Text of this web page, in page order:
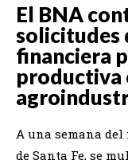
El BNA
solicitudes
financiera
productiva
A una semana
de Santa Fe, se